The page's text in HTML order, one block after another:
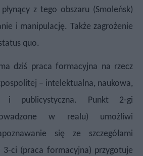
z tego obszaru (Smoleńsk)
i manipulację. Także zagrożenie
quo.
dziś praca formacyjna na rzecz
– intelektualna, naukowa,
i publicystyczna.
Punkt 2-gi
w realu) umożliwi
się ze szczegółami
3-ci (praca formacyjna) przygotuje